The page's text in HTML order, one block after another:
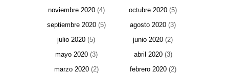
noviembre 2020(4) octubre 2020 (5)
septiembre 2020(5) agosto 2020 (3)
julio 2020 (5) junio 2020 (2)
mayo 2020(3) abril 2020(3)
marzo 2020(2) febrero 2020(2)